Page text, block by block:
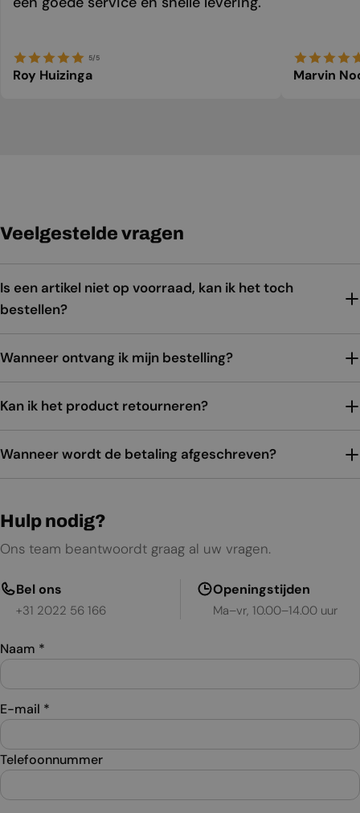
5/5
Roy Huizinga Marvin
Veelgestelde vragen
Is een artikel niet op voorraad, kan ik het toch
bestellen?
Wanneer ontvang ik mijn bestelling?
Kan ik het product retourneren?
Wanneer wordt de betaling afgeschreven?
Hulp nodig?
Ons team beantwoordt graag al uw vragen.
Bel ons
+31 2022 56 166
Openingstijden
Ma–vr, 10.00–14.00 uur
Naam *
E-mail *
Telefoonnummer